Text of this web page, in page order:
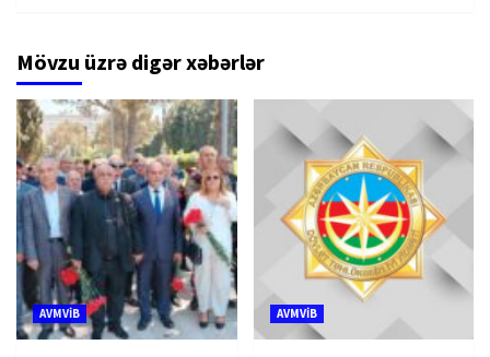
Mövzu üzrə digər xəbərlər
AVMVİB AVMVİB